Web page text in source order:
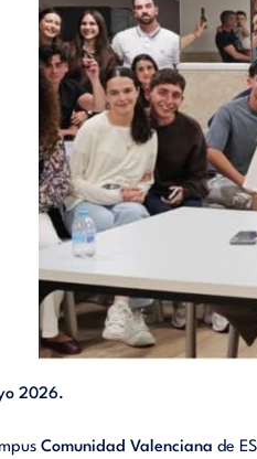
2026.
Comunidad Valenciana de